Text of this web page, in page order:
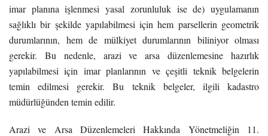
imar planına işlenmesi yasal zorunluluk ise de) uygulamanın
sağlıklı bir şekilde yapılabilmesi için hem parsellerin geometrik
durumlarının, hem de mülkiyet durumlarının biliniyor olması
gerekir. Bu nedenle, arazi ve arsa düzenlemesine hazırlık
yapılabilmesi için imar planlarının ve çeşitli teknik belgelerin
temin edilmesi gerekir. Bu teknik belgeler, ilgili kadastro
müdürlüğünden temin edilir.
Arazi ve Arsa Düzenlemeleri Hakkında Yönetmeliğin 11.